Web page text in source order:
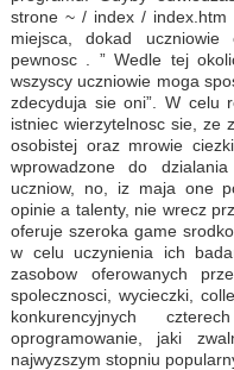
strone ~ / index / index.htm
miejsca, dokad
pewnosc . ” Wedle tej
wszyscy uczniowie moga
zdecyduja sie oni”. W celu
istniec wierzytelnosc sie, ze
osobistej oraz mrowie
wprowadzone do
uczniow, no, iz maja one
opinie a talenty, nie wrecz
oferuje szeroka game
w celu uczynienia ich
zasobow oferowanych
spolecznosci, wycieczki,
konkurencyjnych
oprogramowanie, jaki
najwyzszym stopniu